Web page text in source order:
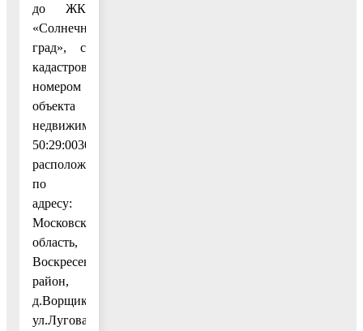
до ЖК
«Солнечный
град», с
кадастровым
номером
объекта
недвижимости
50:29:0030202:869,
расположенный
по
адресу:
Московская
область,
Воскресенский
район,
д.Ворщиково,
ул.Луговая,